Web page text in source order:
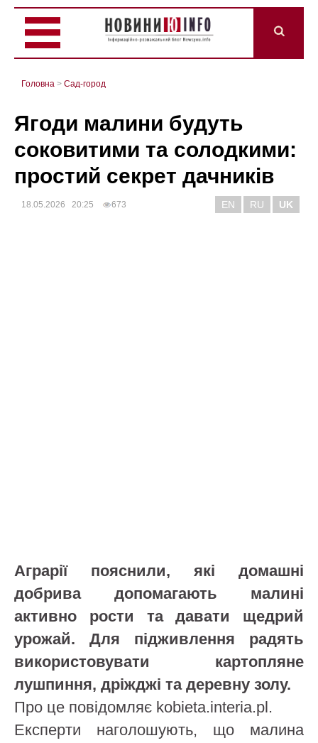
Головна > Сад-город
Ягоди малини будуть
соковитими та солодкими:
простий секрет дачників
18.05.2026 20:25 673 EN RU UK
Аграрії пояснили, які домашні
добрива допомагають малині
активно рости та давати щедрий
урожай. Для підживлення радять
використовувати картопляне
лушпиння, дріжджі та деревну золу.
Про це повідомляє kobieta.interia.pl.
Експерти наголошують, що малина